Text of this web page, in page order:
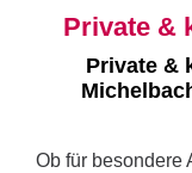
Private &
Private &
Ob für besondere